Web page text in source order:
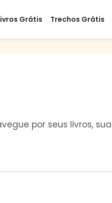
Grátis Trechos Grátis
por seus livros,